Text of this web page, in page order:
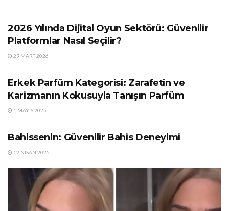
2026 Yılında Dijital Oyun Sektörü: Güvenilir
Platformlar Nasıl Seçilir?
29 MART 2026
Erkek Parfüm Kategorisi: Zarafetin ve
Karizmanın Kokusuyla Tanışın Parfüm
1 MAYIS 2025
Bahissenin: Güvenilir Bahis Deneyimi
12 NISAN 2025